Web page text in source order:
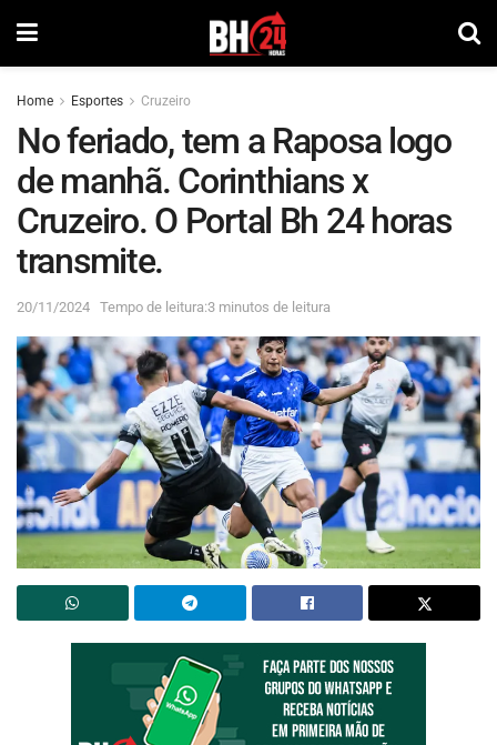
Home Esportes Cruzeiro
No feriado, tem a Raposa logo
de manhã. Corinthians x
Cruzeiro. O Portal Bh 24 horas
transmite.
20/11/2024 Tempo de leitura:3 minutos de leitura